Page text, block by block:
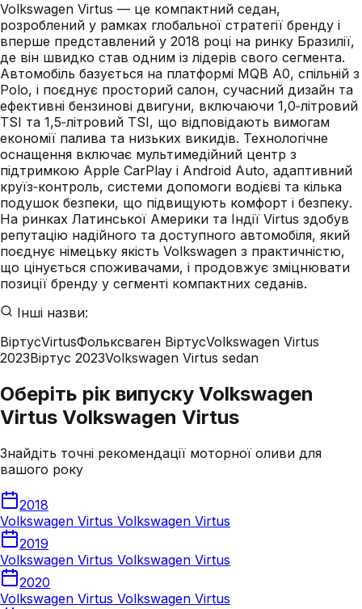
Volkswagen Virtus — це компактний седан,
розроблений у рамках глобальної стратегії бренду і
вперше представлений у 2018 році на ринку Бразилії,
де він швидко став одним із лідерів свого сегмента.
Автомобіль базується на платформі MQB A0, спільній з
Polo, і поєднує просторий салон, сучасний дизайн та
ефективні бензинові двигуни, включаючи 1,0‑літровий
TSI та 1,5‑літровий TSI, що відповідають вимогам
економії палива та низьких викидів. Технологічне
оснащення включає мультимедійний центр з
підтримкою Apple CarPlay і Android Auto, адаптивний
круїз‑контроль, системи допомоги водієві та кілька
подушок безпеки, що підвищують комфорт і безпеку.
На ринках Латинської Америки та Індії Virtus здобув
репутацію надійного та доступного автомобіля, який
поєднує німецьку якість Volkswagen з практичністю,
що цінується споживачами, і продовжує зміцнювати
позиції бренду у сегменті компактних седанів.
Інші назви:
ВіртусVirtusФольксваген ВіртусVolkswagen Virtus
2023Віртус 2023Volkswagen Virtus sedan
Оберіть рік випуску Volkswagen
Virtus Volkswagen Virtus
Знайдіть точні рекомендації моторної оливи для
вашого року
2018
Volkswagen Virtus Volkswagen Virtus
2019
Volkswagen Virtus Volkswagen Virtus
2020
Volkswagen Virtus Volkswagen Virtus